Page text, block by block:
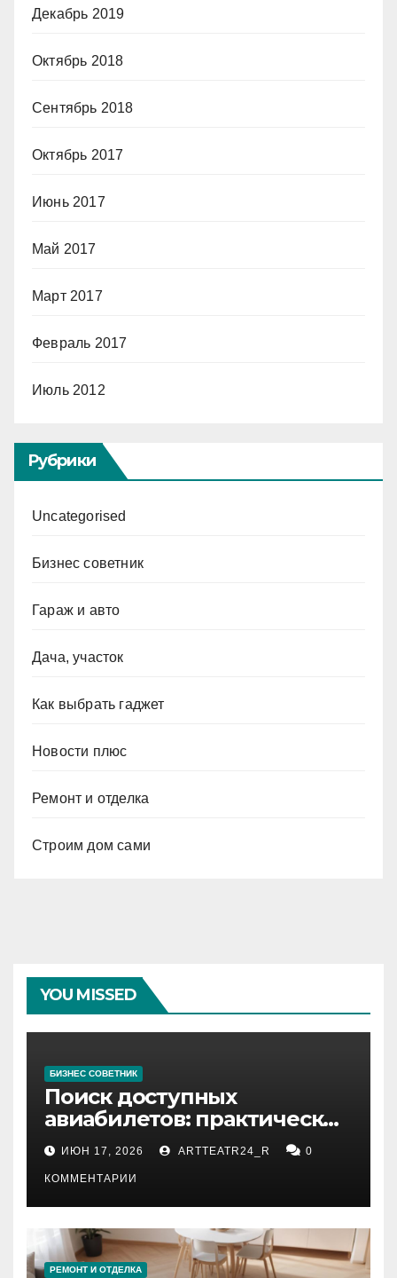
Декабрь 2019
Октябрь 2018
Сентябрь 2018
Октябрь 2017
Июнь 2017
Май 2017
Март 2017
Февраль 2017
Июль 2012
Рубрики
Uncategorised
Бизнес советник
Гараж и авто
Дача, участок
Как выбрать гаджет
Новости плюс
Ремонт и отделка
Строим дом сами
YOU MISSED
БИЗНЕС СОВЕТНИК
Поиск доступных
авиабилетов: практические
рекомендации
ИЮН 17, 2026 ARTTEATR24_R 0
КОММЕНТАРИИ
РЕМОНТ И ОТДЕЛКА